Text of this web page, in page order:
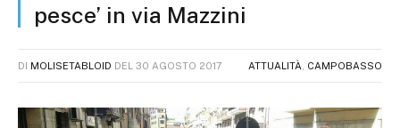
pesce’ in via Mazzini
DI MOLISETABLOID DEL 30 AGOSTO 2017 ATTUALITÀ CAMPOBASSO